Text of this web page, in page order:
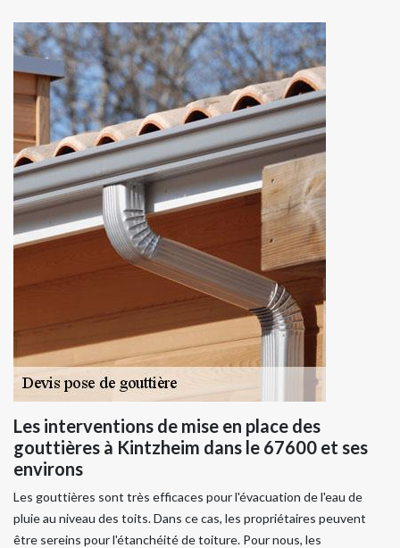
Les interventions de mise en place des
gouttières à Kintzheim dans le 67600 et ses
environs
Les gouttières sont très efficaces pour l'évacuation de l'eau de
pluie au niveau des toits. Dans ce cas, les propriétaires peuvent
être sereins pour l'étanchéité de toiture. Pour nous, les